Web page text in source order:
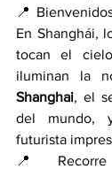
📍
En Shanghái,
tocan el
iluminan la
Shanghai, el
del mundo,
futurista
📍